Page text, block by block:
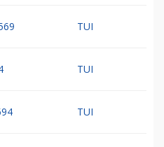
TUI
TUI
TUI